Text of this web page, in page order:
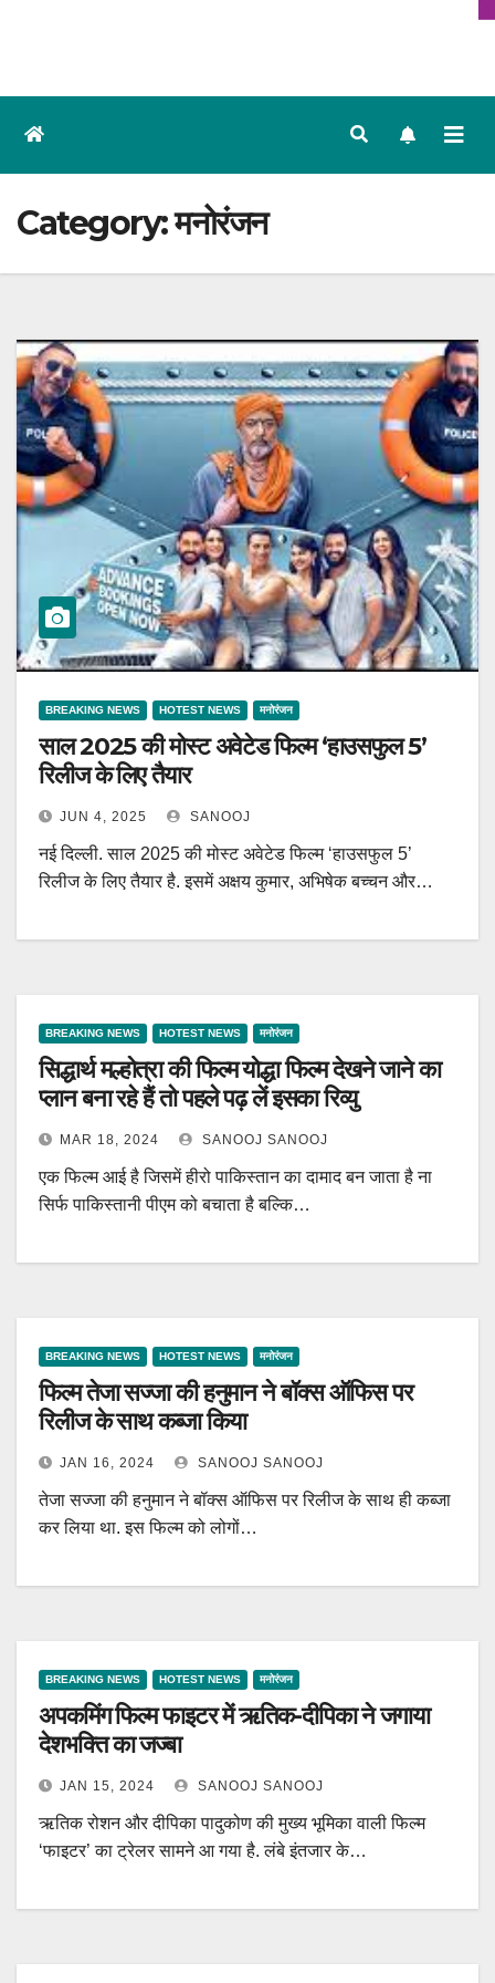
Category:मनोरंजन
BREAKING NEWS HOTEST NEWS मनोरंजन
साल 2025 की मोस्ट अवेटेड फिल्म ‘हाउसफुल 5’
रिलीज के लिए तैयार
JUN 4, 2025 SANOOJ
नई दिल्ली. साल 2025 की मोस्ट अवेटेड फिल्म ‘हाउसफुल 5’
रिलीज के लिए तैयार है. इसमें अक्षय कुमार, अभिषेक बच्चन और…
BREAKING NEWS HOTEST NEWS मनोरंजन
सिद्धार्थ मल्होत्रा की फिल्म योद्धा फिल्म देखने जाने का
प्लान बना रहे हैं तो पहले पढ़ लें इसका रिव्यु
MAR 18, 2024 SANOOJ SANOOJ
एक फिल्म आई है जिसमें हीरो पाकिस्तान का दामाद बन जाता है ना
सिर्फ पाकिस्तानी पीएम को बचाता है बल्कि…
BREAKING NEWS HOTEST NEWS मनोरंजन
फिल्म तेजा सज्जा की हनुमान ने बॉक्स ऑफिस पर
रिलीज के साथ कब्जा किया
JAN 16, 2024 SANOOJ SANOOJ
तेजा सज्जा की हनुमान ने बॉक्स ऑफिस पर रिलीज के साथ ही कब्जा
कर लिया था. इस फिल्म को लोगों…
BREAKING NEWS HOTEST NEWS मनोरंजन
अपकमिंग फिल्म फाइटर में ऋतिक-दीपिका ने जगाया
देशभक्ति का जज्बा
JAN 15, 2024 SANOOJ SANOOJ
ऋतिक रोशन और दीपिका पादुकोण की मुख्य भूमिका वाली फिल्म
‘फाइटर’ का ट्रेलर सामने आ गया है. लंबे इंतजार के…